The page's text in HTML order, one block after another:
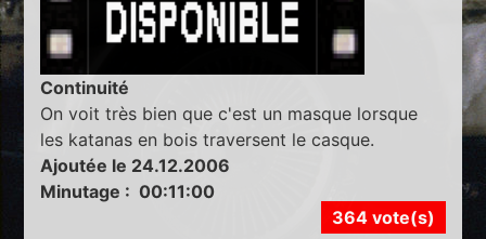
Continuité
On voit très bien que c'est un masque lorsque
les katanas en bois traversent le casque.
Ajoutée le 24.12.2006
Minutage : 00:11:00
364 vote(s)